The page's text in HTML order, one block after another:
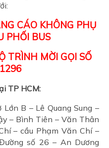
CÁO KHÔNG PHỤ
PHỐI BUS
TRÌNH MỜI GỌI SỐ
TP HCM:
Lớn B – Lê Quang Sung –
– Bình Tiên – Văn Thân
– cầu Phạm Văn Chí –
số 26 – An Dương